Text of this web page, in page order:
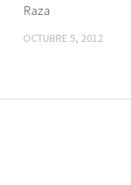
Raza
OCTUBRE 5, 2012